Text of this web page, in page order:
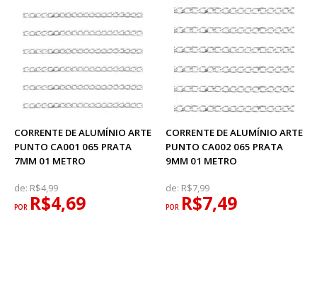
CORRENTE DE ALUMÍNIO ARTE
PUNTO CA001 065 PRATA
7MM 01 METRO
de: R$4,99
POR R$4,69
CORRENTE DE ALUMÍNIO ARTE
PUNTO CA002 065 PRATA
9MM 01 METRO
de: R$7,99
POR R$7,49